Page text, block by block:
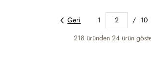
Geri 1 2 / 10
218 üründen 24 ürün